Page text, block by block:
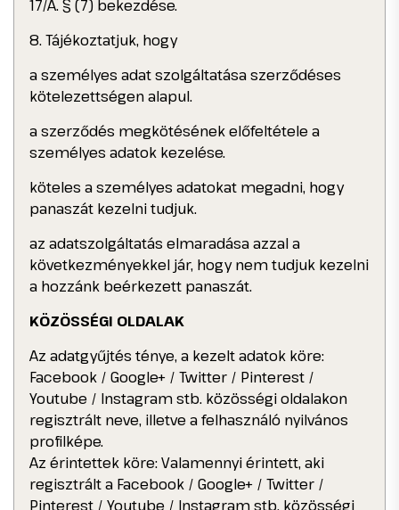
17/A. § (7) bekezdése.
8. Tájékoztatjuk, hogy
a személyes adat szolgáltatása szerződéses
kötelezettségen alapul.
a szerződés megkötésének előfeltétele a
személyes adatok kezelése.
köteles a személyes adatokat megadni, hogy
panaszát kezelni tudjuk.
az adatszolgáltatás elmaradása azzal a
következményekkel jár, hogy nem tudjuk kezelni
a hozzánk beérkezett panaszát.
KÖZÖSSÉGI OLDALAK
Az adatgyűjtés ténye, a kezelt adatok köre:
Facebook / Google+ / Twitter / Pinterest /
Youtube / Instagram stb. közösségi oldalakon
regisztrált neve, illetve a felhasználó nyilvános
profilképe.
Az érintettek köre: Valamennyi érintett, aki
regisztrált a Facebook / Google+ / Twitter /
Pinterest / Youtube / Instagram stb. közösségi